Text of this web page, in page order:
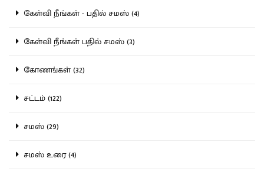
கேள்வி நீங்கள் - பதில் சமஸ் (4)
கேள்வி நீங்கள் பதில் சமஸ் (3)
கோணங்கள் (32)
சட்டம் (122)
சமஸ் (29)
சமஸ் உரை (4)